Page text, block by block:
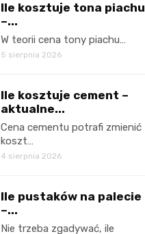
Ile kosztuje tona piachu
–...
W teorii cena tony piachu…
5 sierpnia 2026
Ile kosztuje cement –
aktualne...
Cena cementu potrafi zmienić
koszt…
4 sierpnia 2026
Ile pustaków na palecie
–...
Nie trzeba zgadywać, ile